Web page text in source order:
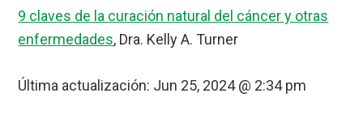
9 claves de la curación natural del cáncer y otras
enfermedades, Dra. Kelly A. Turner
Última actualización: Jun 25, 2024 @ 2:34 pm